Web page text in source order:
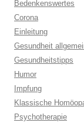
Bedenkenswertes
Corona
Einleitung
Gesundheit
Gesundheitstipps
Humor
Impfung
Klassische
Psychotherapie